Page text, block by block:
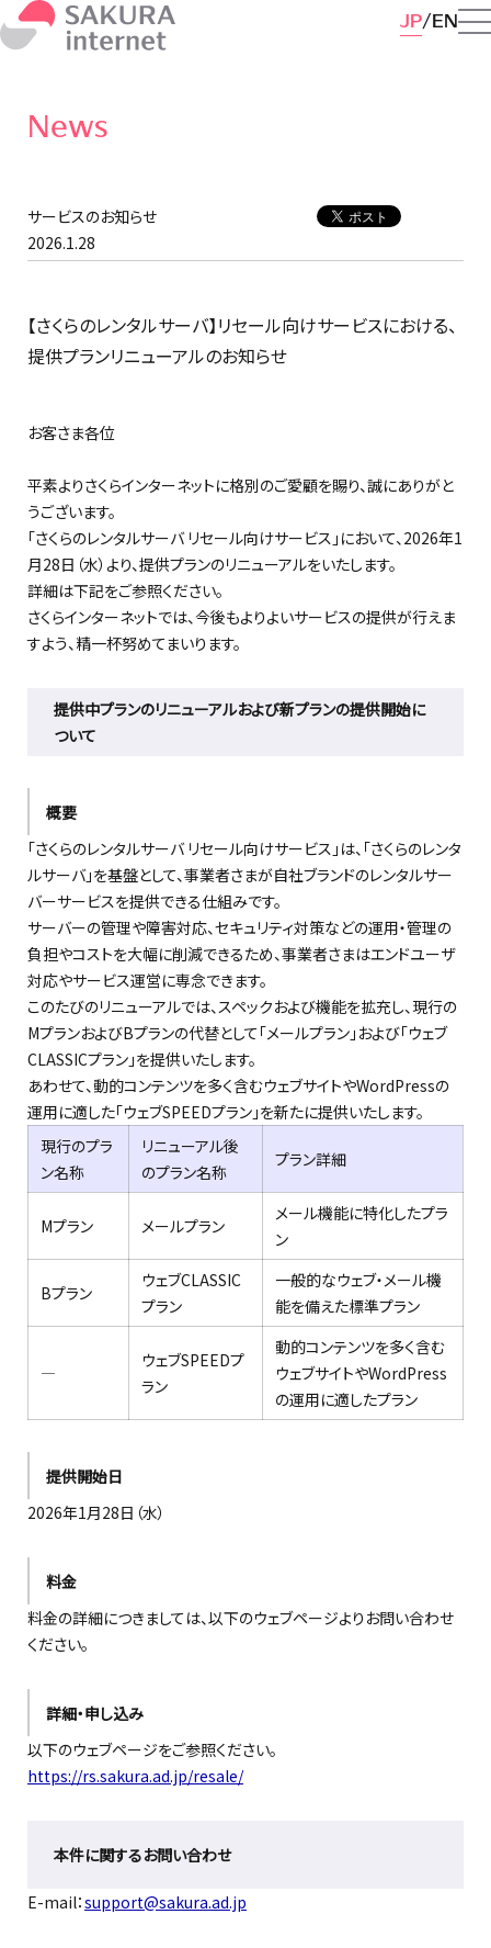
JP EN
News
サービスのお知らせ
2026.1.28
【さくらのレンタルサーバ】リセール向けサービスにおける、
提供プランリニューアルのお知らせ
お客さま各位
平素よりさくらインターネットに格別のご愛顧を賜り、誠にありがと
うございます。
「さくらのレンタルサーバ リセール向けサービス」において、2026年1
月28日（水）より、提供プランのリニューアルをいたします。
詳細は下記をご参照ください。
さくらインターネットでは、今後もよりよいサービスの提供が行えま
すよう、精一杯努めてまいります。
提供中プランのリニューアルおよび新プランの提供開始に
ついて
概要
「さくらのレンタルサーバ リセール向けサービス」は、 「さくらのレンタ
ルサーバ」を基盤として、事業者さまが自社ブランドのレンタルサー
バーサービスを提供できる仕組みです。
サーバーの管理や障害対応、セキュリティ対策などの運用・管理の
負担やコストを大幅に削減できるため、事業者さまはエンドユーザ
対応やサービス運営に専念できます。
このたびのリニューアルでは、スペックおよび機能を拡充し、現行の
MプランおよびBプランの代替として「メールプラン」および「ウェブ
CLASSICプラン」を提供いたします。
あわせて、動的コンテンツを多く含むウェブサイトやWordPressの
運用に適した「ウェブSPEEDプラン」を新たに提供いたします。
現行のプラ
ン名称
リニューアル後
のプラン名称
プラン詳細
Mプラン メールプラン
メール機能に特化したプラ
ン
Bプラン
ウェブCLASSIC
プラン
一般的なウェブ・メール機
能を備えた標準プラン
―
ウェブSPEEDプ
ラン
動的コンテンツを多く含む
ウェブサイトやWordPress
の運用に適したプラン
提供開始日
2026年1月28日（水）
料金
料金の詳細につきましては、以下のウェブページよりお問い合わせ
ください。
詳細・申し込み
以下のウェブページをご参照ください。
https://rs.sakura.ad.jp/resale/
本件に関するお問い合わせ
E-mail：support@sakura.ad.jp